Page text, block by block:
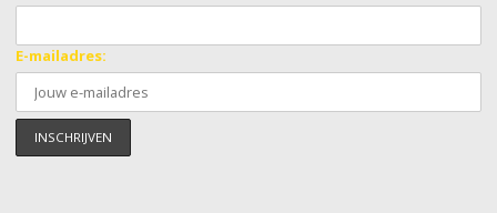
E-mailadres: